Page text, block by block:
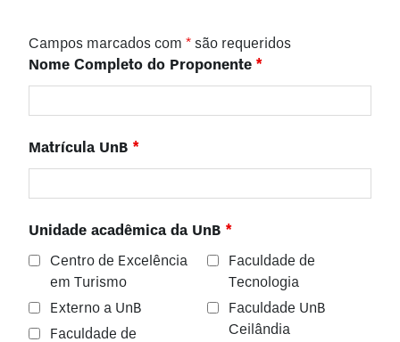
Campos marcados com * são requeridos
Nome Completo do Proponente *
Matrícula UnB *
Unidade acadêmica da UnB *
Centro de Excelência
em Turismo
Externo a UnB
Faculdade de
Faculdade de
Tecnologia
Faculdade UnB
Ceilândia